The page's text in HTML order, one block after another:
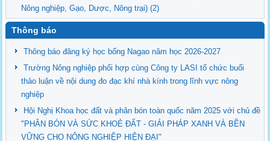
Nông nghiệp, Gạo, Dược, Nông trại) (2)
Thông báo
Thông báo đăng ký học bổng Nagao năm học 2026-2027
Trường Nông nghiệp phối hợp cùng Công ty LASI tổ chức buổi
thảo luận về nội dung đo đạc khí nhà kính trong lĩnh vực nông
nghiệp
Hội Nghị Khoa học đất và phân bón toàn quốc năm 2025 với chủ đề
"PHÂN BÓN VÀ SỨC KHOẺ ĐẤT - GIẢI PHÁP XANH VÀ BỀN
VỮNG CHO NÔNG NGHIỆP HIỆN ĐẠI"